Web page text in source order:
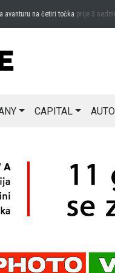
na četiri točkaprije 3 sedmice
CAPITAL AUTO